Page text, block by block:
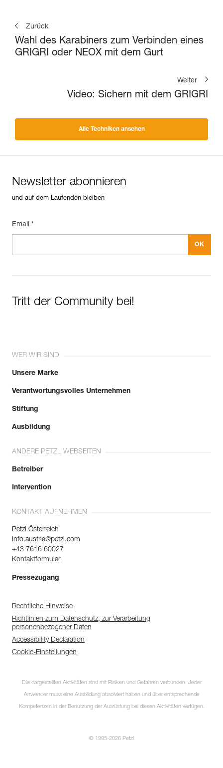
Zurück
Wahl des Karabiners zum Verbinden eines
GRIGRI oder NEOX mit dem Gurt
Weiter
Video: Sichern mit dem GRIGRI
Alle Techniken ansehen
Newsletter abonnieren
und auf dem Laufenden bleiben
Email *
Tritt der Community bei!
WER WIR SIND
Unsere Marke
Verantwortungsvolles Unternehmen
Stiftung
Ausbildung
ANDERE PETZL WEBSEITEN
Betreiber
Intervention
KONTAKT AUFNEHMEN
Petzl Österreich
info.austria@petzl.com
+43 7616 60027
Kontaktformular
Pressezugang
Rechtliche Hinweise
Richtlinien zum Datenschutz, zur Verarbeitung
personenbezogener Daten
Accessibility Declaration
Cookie-Einstellungen
Die dargestellten Aktivitäten sind mit Risiken und Gefahren verbunden. Jeder
Anwender muss eine Ausbildung absolviert haben und über entsprechende
Kompetenzen in der Benutzung der Ausrüstung bei diesen Aktivitäten verfügen.
© 1995-2026 Petzl